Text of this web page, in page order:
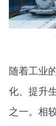
随着工业
化、提升
之一。相